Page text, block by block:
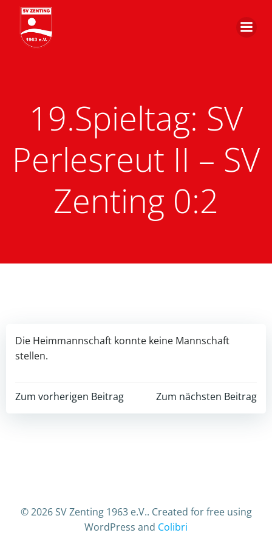
19.Spieltag: SV
Perlesreut II – SV
Zenting 0:2
Die Heimmannschaft konnte keine Mannschaft
stellen.
Post
Zum vorherigen Beitrag
Post
Zum nächsten Beitrag
© 2026 SV Zenting 1963 e.V.. Created for free using
WordPress and Colibri